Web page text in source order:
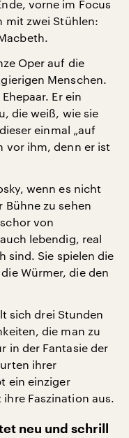
vorne im Focus
mit zwei Stühlen:
Oper auf die
Menschen.
Er ein
die weiß, wie sie
einmal „auf
vor ihm, denn er ist
wenn es nicht
Bühne zu sehen
von
lebendig, real
sind. Sie spielen die
Würmer, die den
sich drei Stunden
die man zu
in der Fantasie der
ihrer
ein einziger
Faszination aus.
neu und schrill